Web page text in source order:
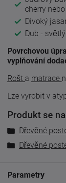
cherry
Divoký
Dub -
Povrchovou
vyplňování
Rošt a matrace
Lze vyrobit v
Produkt se
Dřevěné
Dřevěné
Parametry